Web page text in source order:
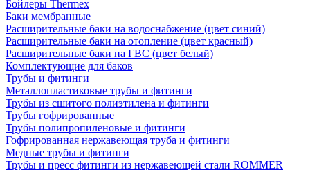
Бойлеры Thermex
Баки мембранные
Расширительные баки на водоснабжение (цвет синий)
Расширительные баки на отопление (цвет красный)
Расширительные баки на ГВС (цвет белый)
Комплектующие для баков
Трубы и фитинги
Металлопластиковые трубы и фитинги
Трубы из сшитого полиэтилена и фитинги
Трубы гофрированные
Трубы полипропиленовые и фитинги
Гофрированная нержавеющая труба и фитинги
Медные трубы и фитинги
Трубы и пресс фитинги из нержавеющей стали ROMMER